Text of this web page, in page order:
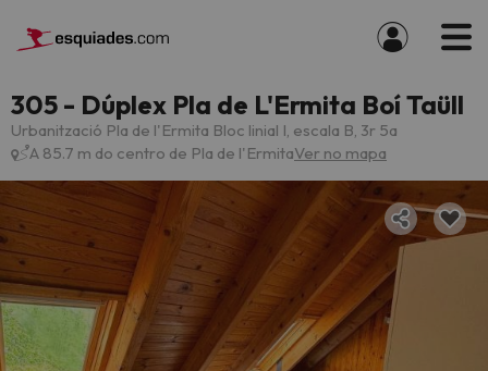
305 - Dúplex Pla de L'Ermita Boí Taüll
Urbanització Pla de l'Ermita Bloc linial I, escala B, 3r 5a
A 85.7 m do centro de Pla de l'ErmitaVer no mapa